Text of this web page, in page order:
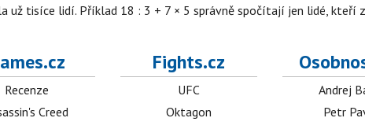
už tisíce lidí. Příklad 18 : 3 + 7 × 5 správně spočítají jen lidé, kteří
Recenze
Creed
Fights.cz
UFC
Oktagon
Andrej
Petr